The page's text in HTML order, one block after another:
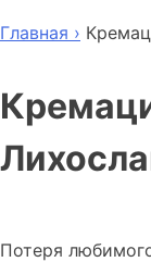
Главная ›
Потеря